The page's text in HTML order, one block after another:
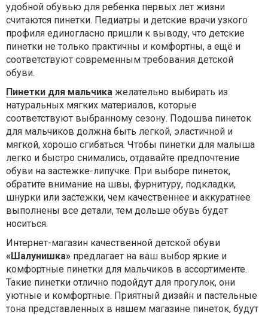
удобной обувью для ребенка первых лет жизни
считаются пинетки. Педиатры и детские врачи узкого
профиля единогласно пришли к выводу, что детские
пинетки не только практичны и комфортны, а ещё и
соответствуют современным требования детской
обуви.
Пинетки для мальчика желательно выбирать из
натуральных мягких материалов, которые
соответствуют выбранному сезону. Подошва пинеток
для мальчиков должна быть легкой, эластичной и
мягкой, хорошо сгибаться. Чтобы пинетки для малыша
легко и быстро снимались, отдавайте предпочтение
обуви на застежке-липучке. При выборе пинеток,
обратите внимание на швы, фурнитуру, подкладки,
шнурки или застежки, чем качественнее и аккуратнее
выполнены все детали, тем дольше обувь будет
носиться.
Интернет-магазин качественной детской обуви
«Шалунишка» предлагает на ваш выбор яркие и
комфортные пинетки для мальчиков в ассортименте.
Такие пинетки отлично подойдут для прогулок, они
уютные и комфортные. Приятный дизайн и пастельные
тона представленных в нашем магазине пинеток, будут